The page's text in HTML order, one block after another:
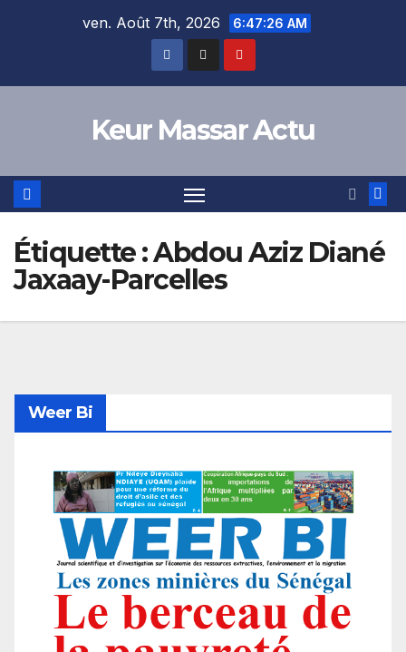
ven. Août 7th, 2026 6:47:27 AM
Keur Massar Actu
Étiquette :Abdou Aziz Diané
Jaxaay-Parcelles
Weer Bi